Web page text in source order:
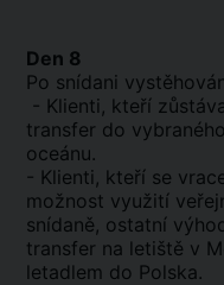
Den 8
Po snídani
- Klienti, kteří
transfer do
oceánu.
- Klienti, kteří se
možnost využití
snídaně, ostatní
transfer na letiště v
letadlem do Polska.